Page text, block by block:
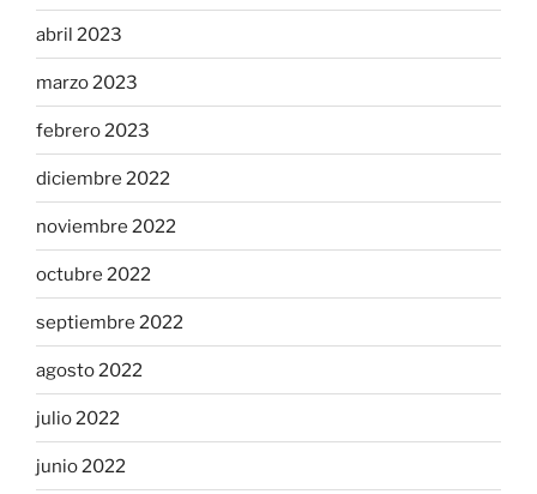
abril 2023
marzo 2023
febrero 2023
diciembre 2022
noviembre 2022
octubre 2022
septiembre 2022
agosto 2022
julio 2022
junio 2022